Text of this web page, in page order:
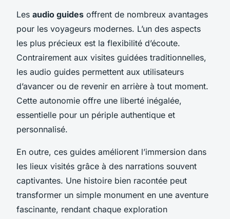
Les audio guides offrent de nombreux avantages
pour les voyageurs modernes. L’un des aspects
les plus précieux est la flexibilité d’écoute.
Contrairement aux visites guidées traditionnelles,
les audio guides permettent aux utilisateurs
d’avancer ou de revenir en arrière à tout moment.
Cette autonomie offre une liberté inégalée,
essentielle pour un périple authentique et
personnalisé.
En outre, ces guides améliorent l’immersion dans
les lieux visités grâce à des narrations souvent
captivantes. Une histoire bien racontée peut
transformer un simple monument en une aventure
fascinante, rendant chaque exploration